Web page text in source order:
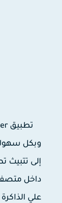
وبكل
داخل
علي الذاكرة